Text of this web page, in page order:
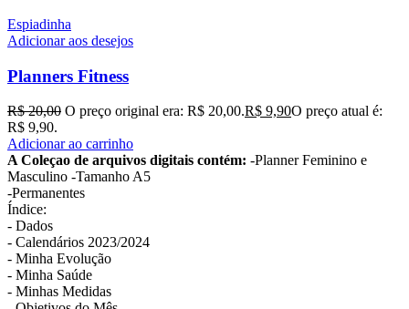
Espiadinha
Adicionar aos desejos
Planners Fitness
R$20,00 O preço original era: R$ 20,00.R$ 9,90O preço atual é:
R$ 9,90.
Adicionar ao carrinho
A Coleçao de arquivos digitais contém: -Planner Feminino e
Masculino -Tamanho A5
-Permanentes
Índice:
- Dados
- Calendários 2023/2024
- Minha Evolução
- Minha Saúde
- Minhas Medidas